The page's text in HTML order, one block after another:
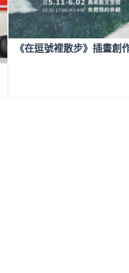
《在逗號裡散步》插畫創